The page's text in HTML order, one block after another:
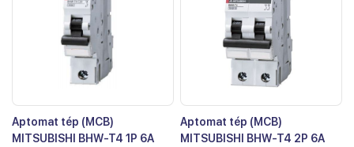
Aptomat tép (MCB)
MITSUBISHI BHW-T4 1P 6A
Aptomat tép (MCB)
MITSUBISHI BHW-T4 2P 6A